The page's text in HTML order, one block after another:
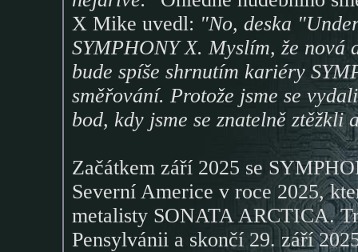
X Mike uvedl: "No, deska
SYMPHONY X. Myslím, že nová
bude spíše shrnutím kariéry
směřování. Protože jsme se
bod, kdy jsme se znatelně
Začátkem září 2025 se
Severní Americe v roce 2025,
metalisty SONATA ARCTICA.
Pensylvánii a skončí 29. září